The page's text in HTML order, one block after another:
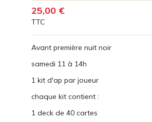
25,00 €
TTC
Avant première nuit noir
samedi 11 à 14h
1 kit d'ap par joueur
chaque kit contient :
1 deck de 40 cartes